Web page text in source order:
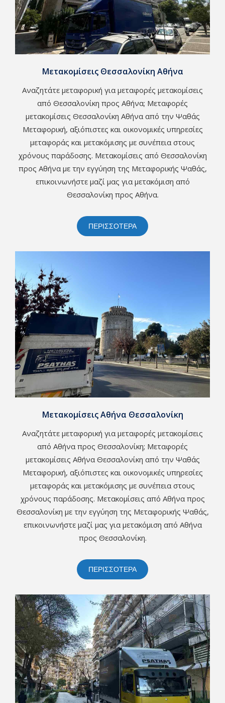
Μετακομίσεις Θεσσαλονίκη Αθήνα
Αναζητάτε μεταφορική για μεταφορές μετακομίσεις
από Θεσσαλονίκη προς Αθήνα; Μεταφορές
μετακομίσεις Θεσσαλονίκη Αθήνα από την Ψαθάς
Μεταφορική, αξιόπιστες και οικονομικές υπηρεσίες
μεταφοράς και μετακόμισης με συνέπεια στους
χρόνους παράδοσης. Μετακομίσεις από Θεσσαλονίκη
προς Αθήνα με την εγγύηση της Μεταφορικής Ψαθάς,
επικοινωνήστε μαζί μας για μετακόμιση από
Θεσσαλονίκη προς Αθήνα.
ΠΕΡΙΣΣΟΤΕΡΑ
Μετακομίσεις Αθήνα Θεσσαλονίκη
Αναζητάτε μεταφορική για μεταφορές μετακομίσεις
από Αθήνα προς Θεσσαλονίκη; Μεταφορές
μετακομίσεις Αθήνα Θεσσαλονίκη από την Ψαθάς
Μεταφορική, αξιόπιστες και οικονομικές υπηρεσίες
μεταφοράς και μετακόμισης με συνέπεια στους
χρόνους παράδοσης. Μετακομίσεις από Αθήνα προς
Θεσσαλονίκη με την εγγύηση της Μεταφορικής Ψαθάς,
επικοινωνήστε μαζί μας για μετακόμιση από Αθήνα
προς Θεσσαλονίκη.
ΠΕΡΙΣΣΟΤΕΡΑ